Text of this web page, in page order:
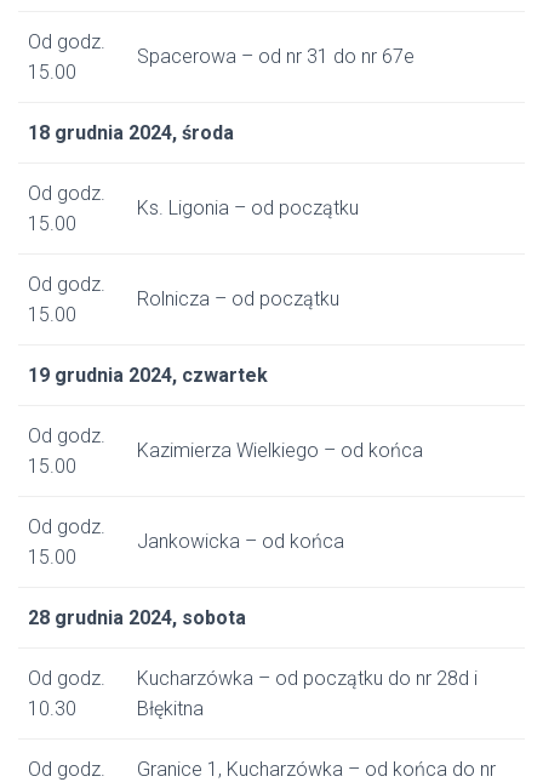
Od godz.
15.00
Spacerowa – od nr 31 do nr 67e
18 grudnia 2024, środa
Od godz.
15.00
Ks. Ligonia – od początku
Od godz.
15.00
Rolnicza – od początku
19 grudnia 2024, czwartek
Od godz.
15.00
Kazimierza Wielkiego – od końca
Od godz.
15.00
Jankowicka – od końca
28 grudnia 2024, sobota
Od godz.
10.30
Kucharzówka – od początku do nr 28d i
Błękitna
Od godz.
Granice 1, Kucharzówka – od końca do nr